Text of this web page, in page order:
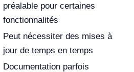
préalable pour certaines
fonctionnalités
Peut nécessiter des mises à
jour de temps en temps
Documentation parfois